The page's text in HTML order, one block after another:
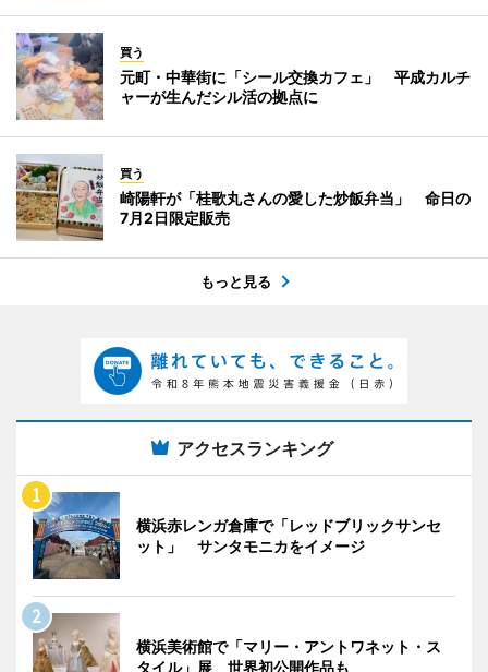
買う
元町・中華街に「シール交換カフェ」 平成カルチ
ャーが生んだシル活の拠点に
買う
崎陽軒が「桂歌丸さんの愛した炒飯弁当」 命日の
7月2日限定販売
もっと見る
アクセスランキング
横浜赤レンガ倉庫で「レッドブリックサンセ
ット」 サンタモニカをイメージ
横浜美術館で「マリー・アントワネット・ス
タイル」展 世界初公開作品も